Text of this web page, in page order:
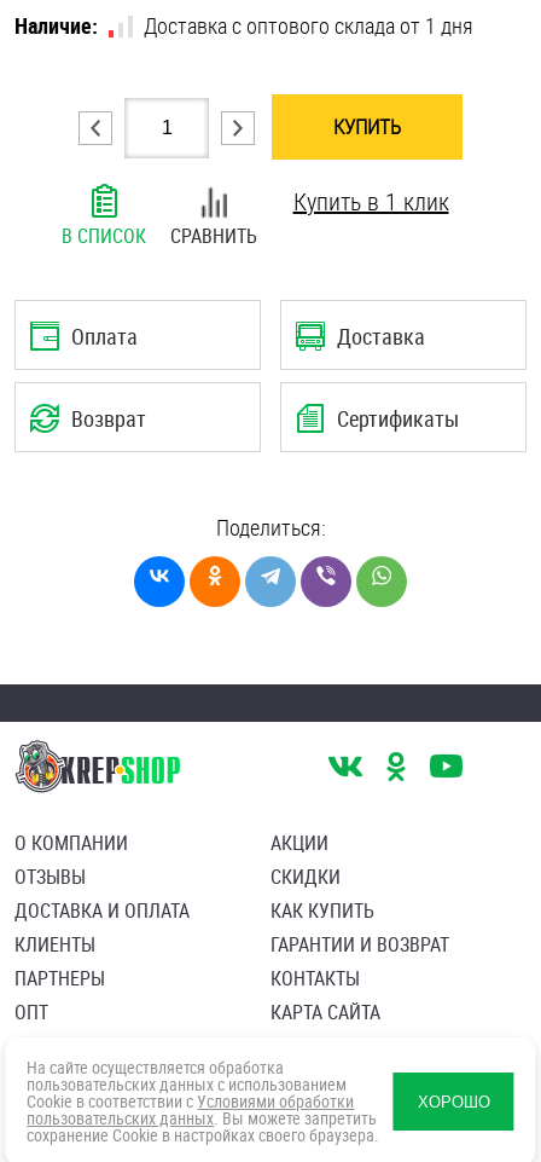
Шплинты
Штифты и пальцы
Наличие:
Доставка с оптового склада от 1 дня
КУПИТЬ
В СПИСОК СРАВНИТЬ
Купить в 1 клик
Оплата Доставка
Возврат Сертификаты
Поделиться:
О КОМПАНИИ
ОТЗЫВЫ
ДОСТАВКА И ОПЛАТА
КЛИЕНТЫ
ПАРТНЕРЫ
ОПТ
АКЦИИ
СКИДКИ
КАК КУПИТЬ
ГАРАНТИИ И ВОЗВРАТ
КОНТАКТЫ
КАРТА САЙТА
Политика в отношении обработки персональных данных
Согласие посетителя сайта на обработку персональных данны
На сайте осуществляется обработка
пользовательских данных с использованием
Cookie в соответствии с Условиями обработки
пользовательских данных. Вы можете запретить
сохранение Cookie в настройках своего браузера.
ХОРОШО